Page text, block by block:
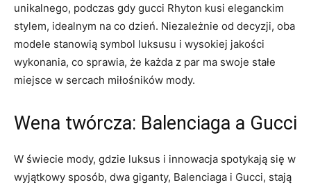
unikalnego, podczas gdy gucci Rhyton kusi eleganckim
stylem, idealnym na co dzień. Niezależnie od decyzji, oba
modele stanowią symbol luksusu i wysokiej jakości
wykonania, co sprawia, że każda z par ma swoje stałe
miejsce w sercach miłośników mody.
Wena twórcza: Balenciaga a Gucci
W świecie mody, gdzie luksus i innowacja spotykają się w
wyjątkowy sposób, dwa giganty, Balenciaga i Gucci, stają